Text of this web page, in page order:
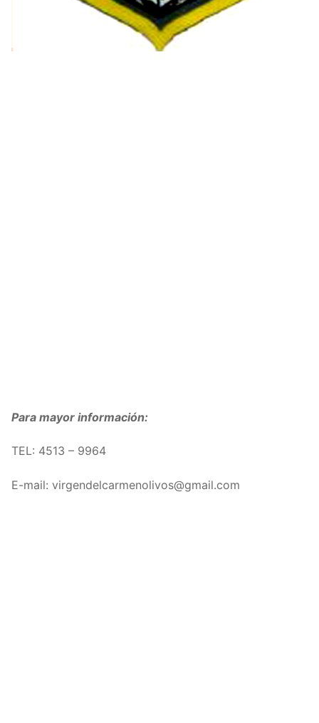
Para mayor información:
TEL: 4513 – 9964
E-mail: virgendelcarmenolivos@gmail.com